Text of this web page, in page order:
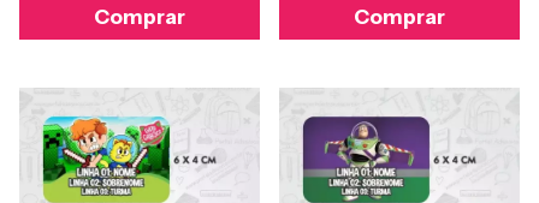
Comprar Comprar